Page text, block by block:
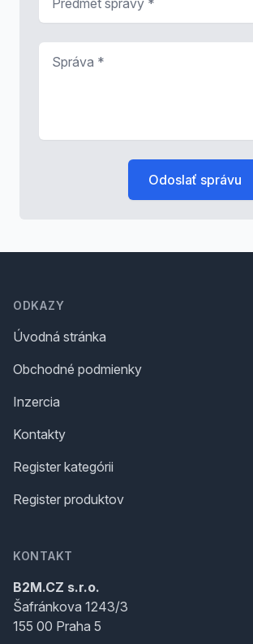
Odoslať správu
ODKAZY
Úvodná stránka
Obchodné podmienky
Inzercia
Kontakty
Register kategórii
Register produktov
KONTAKT
B2M.CZ s.r.o.
Šafránkova 1243/3
155 00 Praha 5